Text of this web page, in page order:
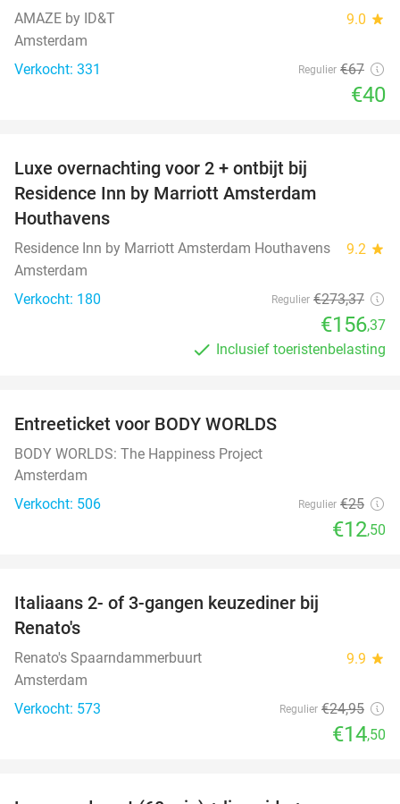
AMAZE by ID&T 9.0 star
Amsterdam
Verkocht: 331
Regulier €67
€40
Luxe overnachting voor 2 + ontbijt bij
Residence Inn by Marriott Amsterdam
Houthavens
Residence Inn by Marriott Amsterdam Houthavens 9.2 star
Amsterdam
Verkocht: 180
Regulier €273,37
€156,37
Inclusief toeristenbelasting
Entreeticket voor BODY WORLDS
BODY WORLDS: The Happiness Project
Amsterdam
Verkocht: 506
Regulier €25
€12,50
Italiaans 2- of 3-gangen keuzediner bij
Renato's
Renato's Spaarndammerbuurt 9.9 star
Amsterdam
Verkocht: 573
Regulier €24,95
€14,50